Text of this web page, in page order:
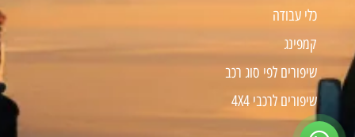
כלי עבודה
קמפינג
שיפורים לפי סוג רכב
שיפורים לרכבי 4X4